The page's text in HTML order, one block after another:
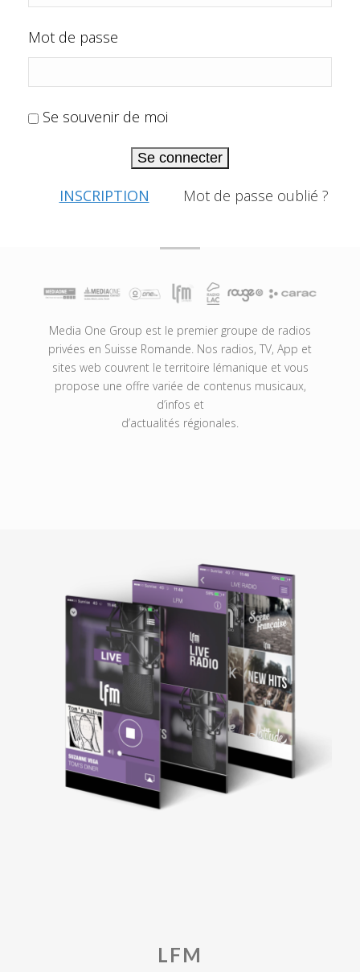
Mot de passe
Se souvenir de moi
Se connecter
INSCRIPTION Mot de passe oublié ?
Media One Group est le premier groupe de radios
privées en Suisse Romande. Nos radios, TV, App et
sites web couvrent le territoire lémanique et vous
propose une offre variée de contenus musicaux,
d’infos et
d’actualités régionales.
LFM